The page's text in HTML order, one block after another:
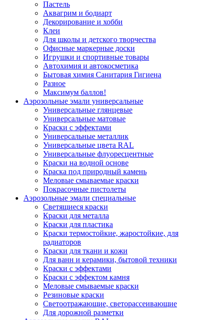
Пастель
Аквагрим и бодиарт
Декорирование и хобби
Клеи
Для школы и детского творчества
Офисные маркерные доски
Игрушки и спортивные товары
Автохимия и автокосметика
Бытовая химия Санитария Гигиена
Разное
Максимум баллов!
Аэрозольные эмали универсальные
Универсальные глянцевые
Универсальные матовые
Краски с эффектами
Универсальные металлик
Универсальные цвета RAL
Универсальные флуоресцентные
Краски на водной основе
Краска под природный камень
Меловые смываемые краски
Покрасочные пистолеты
Аэрозольные эмали специальные
Светящиеся краски
Краски для металла
Краски для пластика
Краски термостойкие, жаростойкие, для
радиаторов
Краски для ткани и кожи
Для ванн и керамики, бытовой техники
Краски с эффектами
Краски с эффектом камня
Меловые смываемые краски
Резиновые краски
Светоотражающие, светорассеивающие
Для дорожной разметки